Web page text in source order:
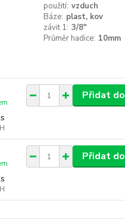
použití: vzduch
Báze: plast, kov
závit 1: 3/8"
Průměr hadice: 10mm
Přidat
Přidat